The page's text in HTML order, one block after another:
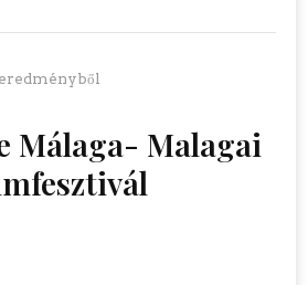
Málaga- Malagai